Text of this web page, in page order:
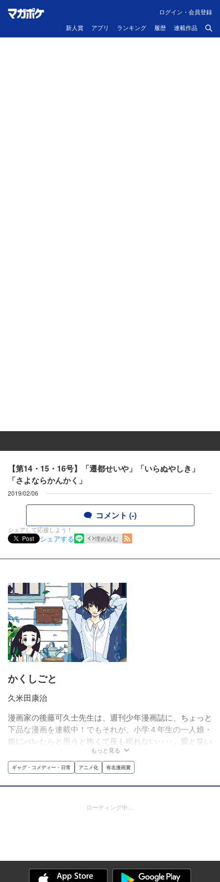
新人賞 アプリ ランキング 履歴 連載作品
ログイン・会員登録
【第14・15・16号】「遷都せいや」「いらぬやしき」
「さよならかんかく」
2019/02/06
コメント (-)
シェアして応援しよう！
Post
シェアする 埋め込む
かくしごと
久米田康治
漫画家の後藤可久士先生は、週刊少年漫画誌に、ちょっと
下品な漫画を連載中！でもそれが、小学４年生の一人娘・
姫にバレたらと思うと怖くて夜も眠れない‥‥。愛と笑い
とワケありの漫画家パパ×娘物語、開幕！
もっと見る
ギャグ・コメディー・日常 アニメ化 有名漫画賞
ローディング中…